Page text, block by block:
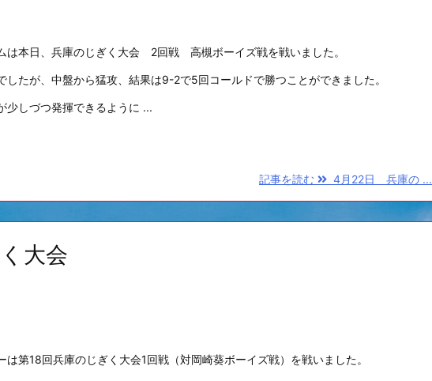
は本日、兵庫のじぎく大会 2回戦 高槻ボーイズ戦を戦いました。
したが、中盤から猛攻、結果は9-2で5回コールドで勝つことができました。
少しづつ発揮できるように ...
記事を読む 4月22日 兵庫の ...
大会
は第18回兵庫のじぎく大会1回戦（対岡崎葵ボーイズ戦）を戦いました。